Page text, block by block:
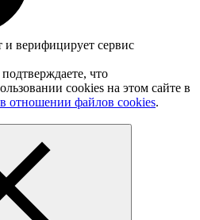
верифицирует сервис
что
cookies на этом сайте в
отношении файлов cookies.